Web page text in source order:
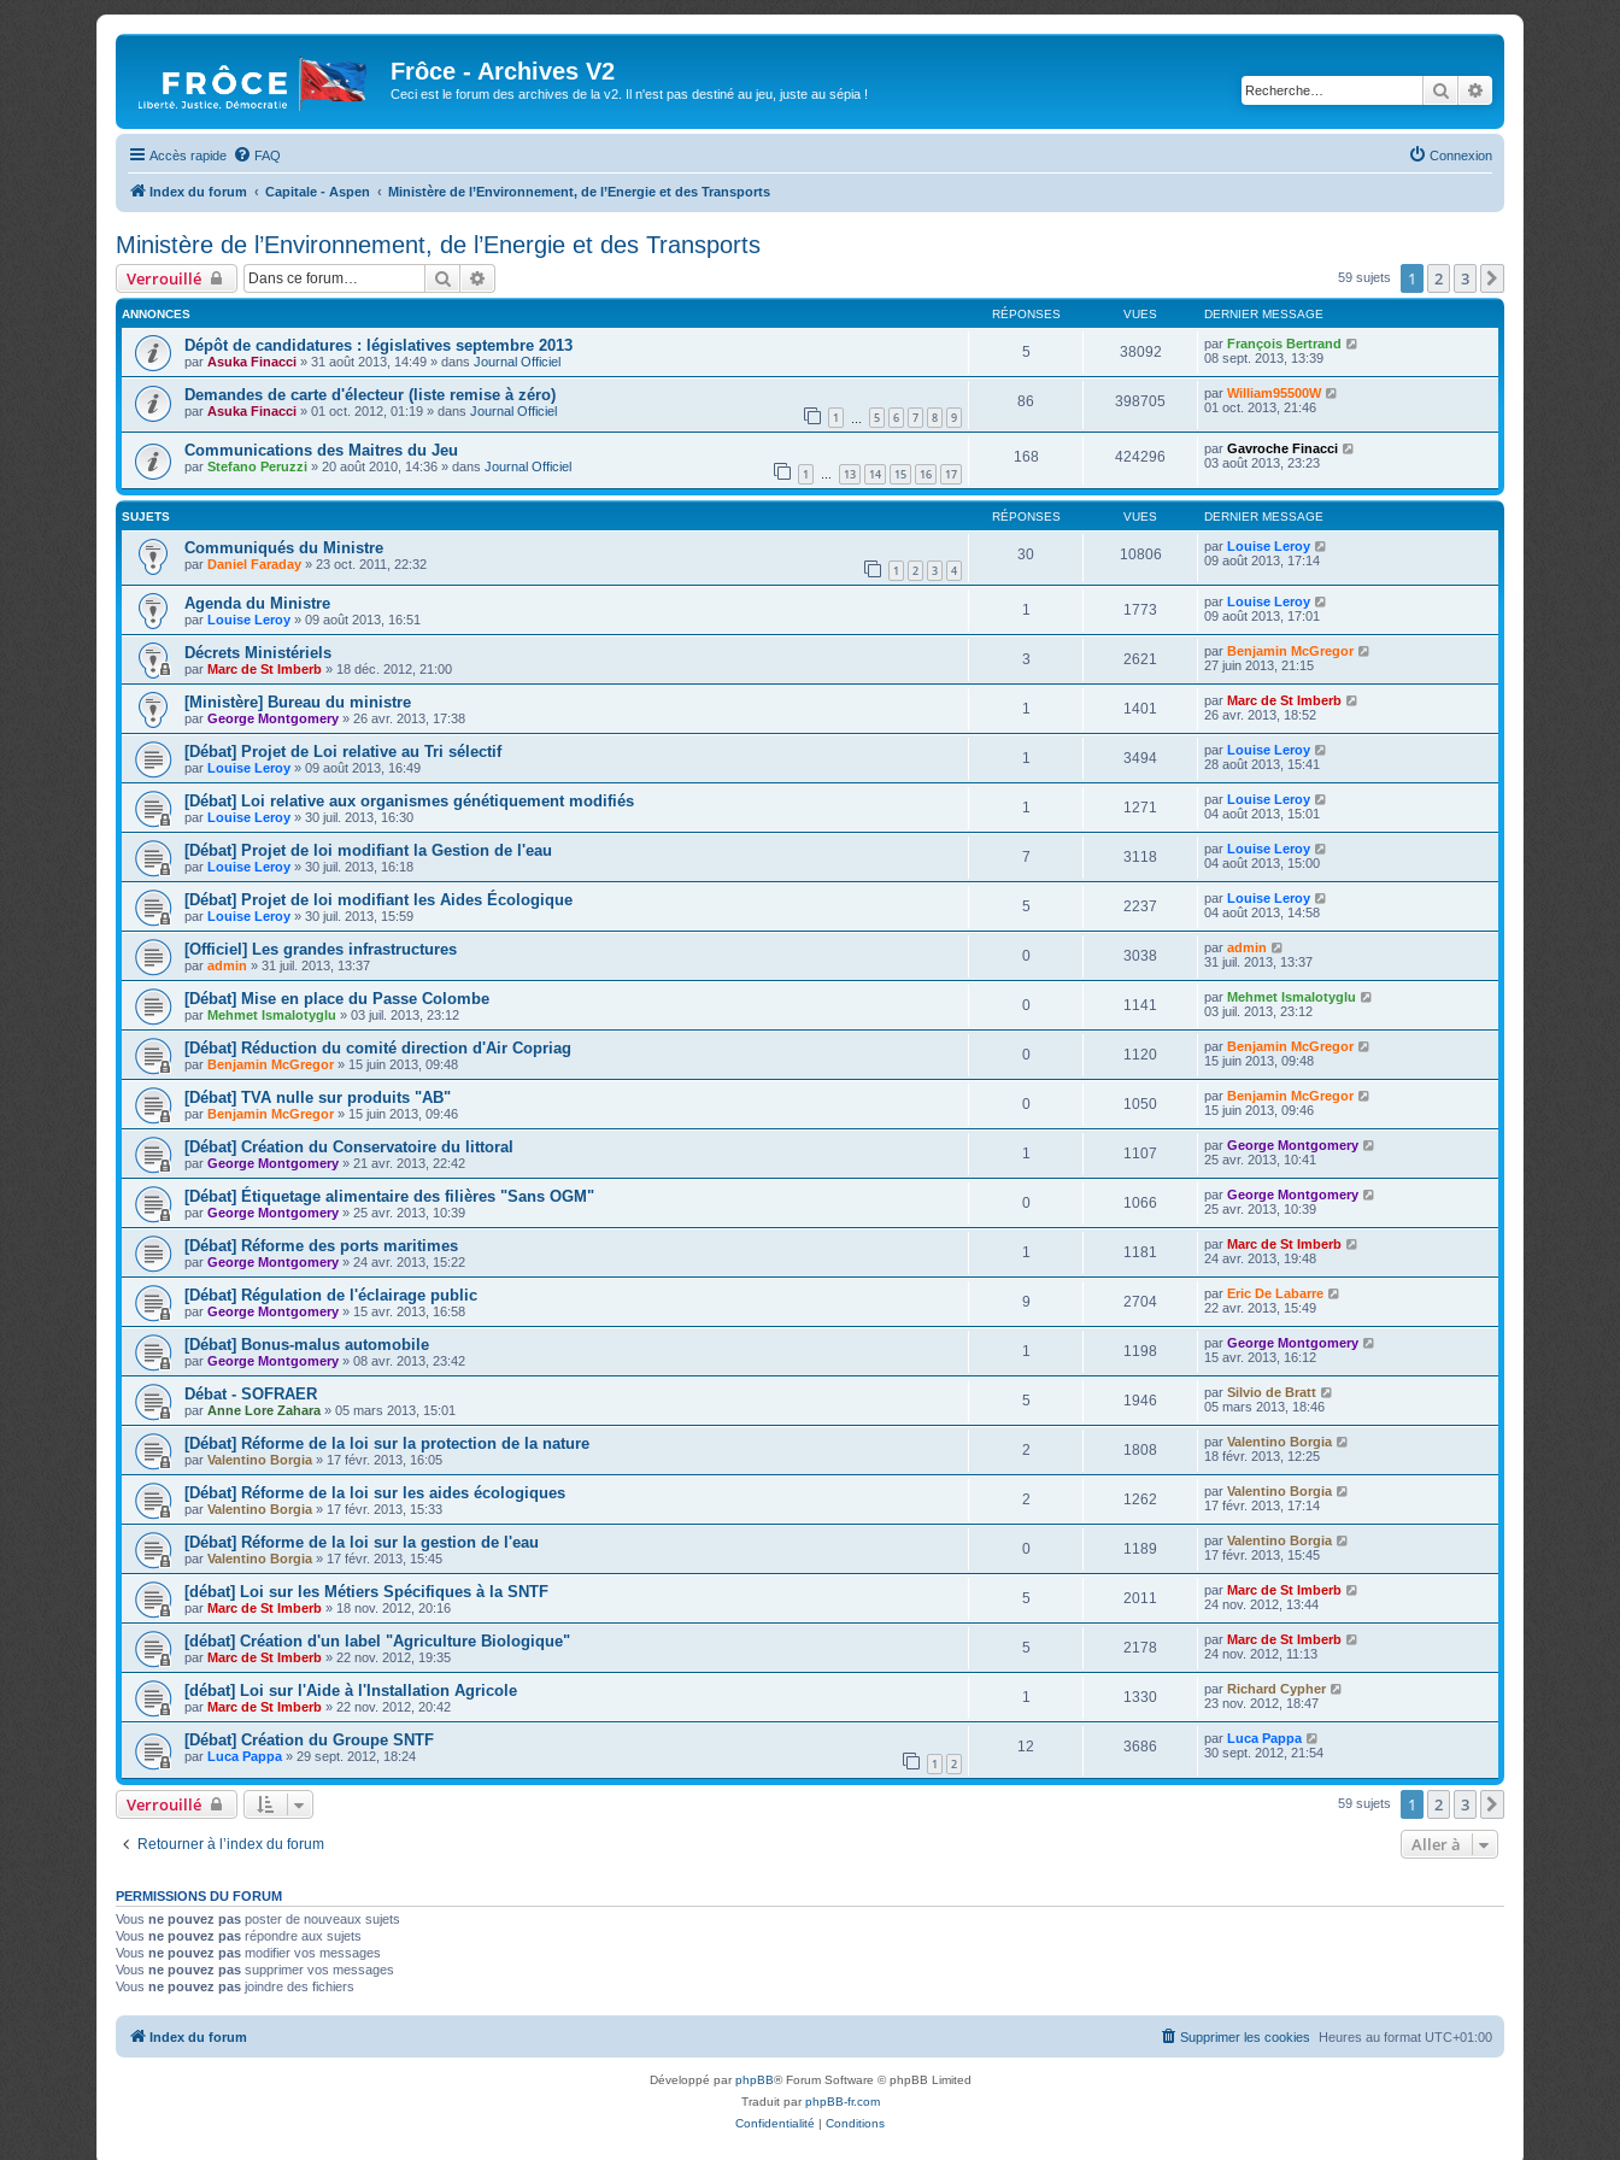
Frôce - Archives V2
Ceci est le forum des archives de la v2. Il n'est pas destiné au jeu, juste au sépia ! Rechercher
Accès rapide FAQ Connexion
Index du forum Capitale - Aspen Ministère de l’Environnement, de l’Energie et des Transports
Ministère de l’Environnement, de l’Energie et des Transports
Verrouillé Rechercher 59 sujets 1 2 3
ANNONCES RÉPONSES VUES DERNIER MESSAGE
Dépôt de candidatures : législatives septembre 2013
par Asuka Finacci » 31 août 2013, 14:49 » dans Journal Officiel
5 38092 par François Bertrand
08 sept. 2013, 13:39
Demandes de carte d'électeur (liste remise à zéro)
par Asuka Finacci » 01 oct. 2012, 01:19 » dans Journal Officiel 1 5 6 7 8 9
86 398705 par William95500W
01 oct. 2013, 21:46
Communications des Maitres du Jeu
par Stefano Peruzzi » 20 août 2010, 14:36 » dans Journal Officiel 1 … 13 14 15 16 17
168 424296 par Gavroche Finacci
03 août 2013, 23:23
SUJETS RÉPONSES VUES DERNIER MESSAGE
Communiqués du Ministre
par Daniel Faraday » 23 oct. 2011, 22:32 1 2 3 4
30 10806 par Louise Leroy
09 août 2013, 17:14
Agenda du Ministre
par Louise Leroy » 09 août 2013, 16:51
1 1773 par Louise Leroy
09 août 2013, 17:01
Décrets Ministériels
par Marc de St Imberb » 18 déc. 2012, 21:00
3 2621 par Benjamin McGregor
27 juin 2013, 21:15
[Ministère] Bureau du ministre
par George Montgomery » 26 avr. 2013, 17:38
1 1401 par Marc de St Imberb
26 avr. 2013, 18:52
[Débat] Projet de Loi relative au Tri sélectif
par Louise Leroy » 09 août 2013, 16:49
1 3494 par Louise Leroy
28 août 2013, 15:41
[Débat] Loi relative aux organismes génétiquement modifiés
par Louise Leroy » 30 juil. 2013, 16:30
1 1271 par Louise Leroy
04 août 2013, 15:01
[Débat] Projet de loi modifiant la Gestion de l'eau
par Louise Leroy » 30 juil. 2013, 16:18
7 3118 par Louise Leroy
04 août 2013, 15:00
[Débat] Projet de loi modifiant les Aides Écologique
par Louise Leroy » 30 juil. 2013, 15:59
5 2237 par Louise Leroy
04 août 2013, 14:58
[Officiel] Les grandes infrastructures
par admin » 31 juil. 2013, 13:37
0 3038 par admin
31 juil. 2013, 13:37
[Débat] Mise en place du Passe Colombe
par Mehmet Ismalotyglu » 03 juil. 2013, 23:12
0 1141 par Mehmet Ismalotyglu
03 juil. 2013, 23:12
[Débat] Réduction du comité direction d'Air Copriag
par Benjamin McGregor» 15 juin 2013, 09:48
0 1120 par Benjamin McGregor
15 juin 2013, 09:48
[Débat] TVA nulle sur produits "AB"
par Benjamin McGregor» 15 juin 2013, 09:46
0 1050 par Benjamin McGregor
15 juin 2013, 09:46
[Débat] Création du Conservatoire du littoral
par George Montgomery » 21 avr. 2013, 22:42
1 1107 par George Montgomery
25 avr. 2013, 10:41
[Débat] Étiquetage alimentaire des filières "Sans OGM"
par George Montgomery » 25 avr. 2013, 10:39
0 1066 par George Montgomery
25 avr. 2013, 10:39
[Débat] Réforme des ports maritimes
par George Montgomery » 24 avr. 2013, 15:22
1 1181 par Marc de St Imberb
24 avr. 2013, 19:48
[Débat] Régulation de l'éclairage public
par George Montgomery » 15 avr. 2013, 16:58
9 2704 par Eric De Labarre
22 avr. 2013, 15:49
[Débat] Bonus-malus automobile
par George Montgomery » 08 avr. 2013, 23:42
1 1198 par George Montgomery
15 avr. 2013, 16:12
Débat - SOFRAER
par Anne Lore Zahara» 05 mars 2013, 15:01
5 1946 par Silvio de Bratt
05 mars 2013, 18:46
[Débat] Réforme de la loi sur la protection de la nature
par Valentino Borgia» 17 févr. 2013, 16:05
2 1808 par Valentino Borgia
18 févr. 2013, 12:25
[Débat] Réforme de la loi sur les aides écologiques
par Valentino Borgia» 17 févr. 2013, 15:33
2 1262 par Valentino Borgia
17 févr. 2013, 17:14
[Débat] Réforme de la loi sur la gestion de l'eau
par Valentino Borgia» 17 févr. 2013, 15:45
0 1189 par Valentino Borgia
17 févr. 2013, 15:45
[débat] Loi sur les Métiers Spécifiques à la SNTF
par Marc de St Imberb » 18 nov. 2012, 20:16
5 2011 par Marc de St Imberb
24 nov. 2012, 13:44
[débat] Création d'un label "Agriculture Biologique"
par Marc de St Imberb » 22 nov. 2012, 19:35
5 2178 par Marc de St Imberb
24 nov. 2012, 11:13
[débat] Loi sur l'Aide à l'Installation Agricole
par Marc de St Imberb » 22 nov. 2012, 20:42
1 1330 par Richard Cypher
23 nov. 2012, 18:47
[Débat] Création du Groupe SNTF
par Luca Pappa» 29 sept. 2012, 18:24 1 2
12 3686 par Luca Pappa
30 sept. 2012, 21:54
Verrouillé 59 sujets 1 2 3
Retourner à l’index du forum Aller à
PERMISSIONS DU FORUM
Vous ne pouvez pas poster de nouveaux sujets
Vous ne pouvez pas répondre aux sujets
Vous ne pouvez pas modifier vos messages
Vous ne pouvez pas supprimer vos messages
Vous ne pouvez pas joindre des fichiers
Index du forum Heures au format UTC+01:00
Supprimer les cookies
Développé parphpBB® Forum Software © phpBB Limited
Traduit parphpBB-fr.com
Confidentialité | Conditions